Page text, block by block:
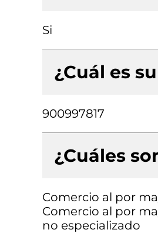
Si
¿Cuál es
900997817
¿Cuáles
Comercio al por
Comercio al por
no especializado